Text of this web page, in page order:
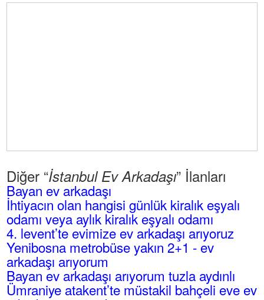
Diğer “İstanbul Ev Arkadaşı” İlanları
Bayan ev arkadaşı
İhtiyacın olan hangisi günlük kiralık eşyalı
odamı veya aylık kiralık eşyalı odamı
4. levent’te evimize ev arkadaşı arıyoruz
Yenibosna metrobüse yakın 2+1 - ev
arkadaşı arıyorum
Bayan ev arkadaşı arıyorum tuzla aydınlı
Ümraniye atakent’te müstakil bahçeli eve ev